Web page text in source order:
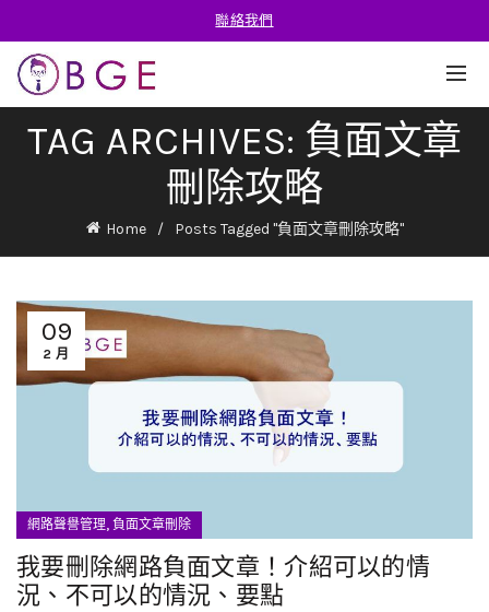
聯絡我們
TAG ARCHIVES: 負面文章
刪除攻略
Home Posts Tagged "負面文章刪除攻略"
09
2 月
網路聲譽管理, 負面文章刪除
我要刪除網路負面文章！介紹可以的情
況、不可以的情況、要點